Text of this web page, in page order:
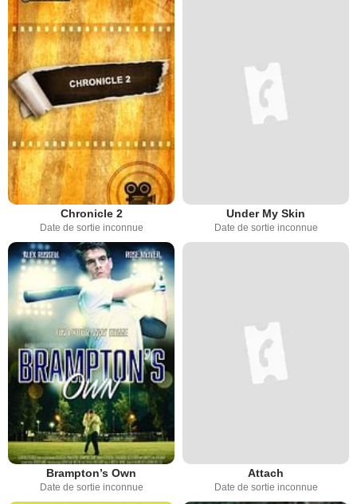
Chronicle 2
Date de sortie inconnue
Under My Skin
Date de sortie inconnue
Brampton’s Own
Date de sortie inconnue
Attach
Date de sortie inconnue